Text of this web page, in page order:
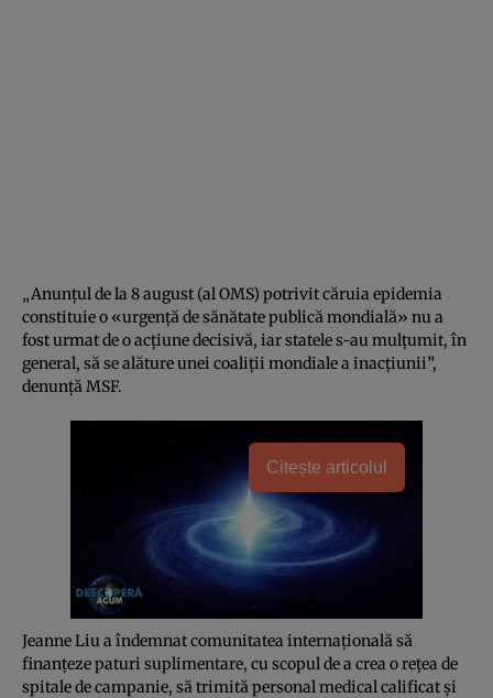
„Anunţul de la 8 august (al OMS) potrivit căruia epidemia
constituie o «urgenţă de sănătate publică mondială» nu a
fost urmat de o acţiune decisivă, iar statele s-au mulţumit, în
general, să se alăture unei coaliţii mondiale a inacţiunii”,
denunţă MSF.
Citește articolul
Jeanne Liu a îndemnat comunitatea internaţională să
finanţeze paturi suplimentare, cu scopul de a crea o reţea de
spitale de campanie, să trimită personal medical calificat şi